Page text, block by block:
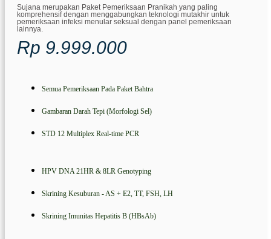
Sujana merupakan Paket Pemeriksaan Pranikah yang paling
komprehensif dengan menggabungkan teknologi mutakhir untuk
pemeriksaan infeksi menular seksual dengan panel pemeriksaan
lainnya.
Rp 9.999.000
Semua Pemeriksaan Pada Paket Bahtra
Gambaran Darah Tepi (Morfologi Sel)
STD 12 Multiplex Real-time PCR
HPV DNA 21HR & 8LR Genotyping
Skrining Kesuburan - AS + E2, TT, FSH, LH
Skrining Imunitas Hepatitis B (HBsAb)